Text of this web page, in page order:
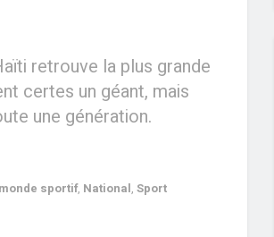
retrouve la plus grande
certes un géant, mais
une génération.
sportif, National, Sport